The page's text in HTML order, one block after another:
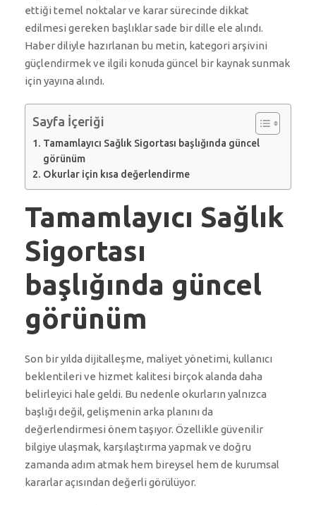
ettiği temel noktalar ve karar sürecinde dikkat
edilmesi gereken başlıklar sade bir dille ele alındı.
Haber diliyle hazırlanan bu metin, kategori arşivini
güçlendirmek ve ilgili konuda güncel bir kaynak sunmak
için yayına alındı.
Sayfa İçeriği
Tamamlayıcı Sağlık Sigortası başlığında güncel
görünüm
Okurlar için kısa değerlendirme
Tamamlayıcı Sağlık
Sigortası
başlığında güncel
görünüm
Son bir yılda dijitalleşme, maliyet yönetimi, kullanıcı
beklentileri ve hizmet kalitesi birçok alanda daha
belirleyici hale geldi. Bu nedenle okurların yalnızca
başlığı değil, gelişmenin arka planını da
değerlendirmesi önem taşıyor. Özellikle güvenilir
bilgiye ulaşmak, karşılaştırma yapmak ve doğru
zamanda adım atmak hem bireysel hem de kurumsal
kararlar açısından değerli görülüyor.